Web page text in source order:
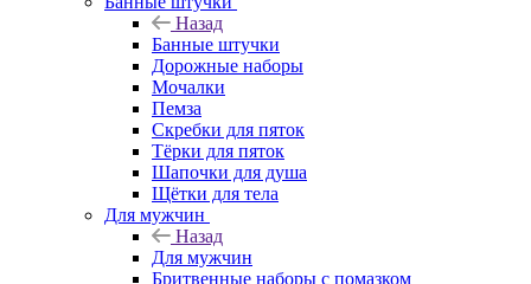
Назад
Банные штучки
Дорожные наборы
Мочалки
Пемза
Скребки для пяток
Тёрки для пяток
Шапочки для душа
Щётки для тела
Для мужчин
Назад
Для мужчин
Бритвенные наборы с помазком